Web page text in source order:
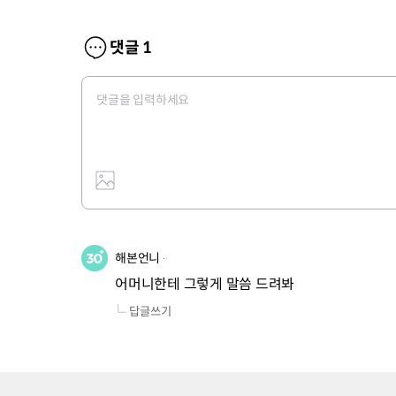
댓글 1
해본언니
어머니한테 그렇게 말씀 드려봐
답글쓰기